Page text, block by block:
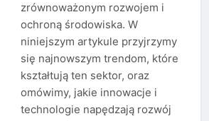
zrównoważonym rozwojem i
ochroną środowiska. W
niniejszym artykule przyjrzymy
się najnowszym trendom, które
kształtują ten sektor, oraz
omówimy, jakie innowacje i
technologie napędzają rozwój